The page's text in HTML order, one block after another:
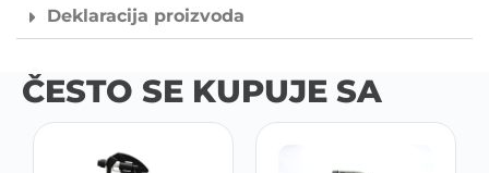
Deklaracija proizvoda
ČESTO SE KUPUJE SA